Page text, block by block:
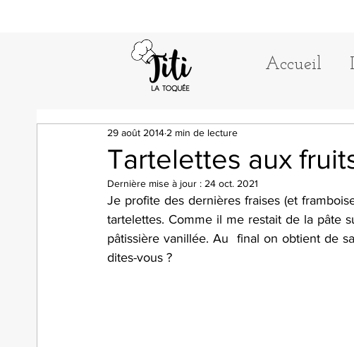
Accueil
Tartelettes aux
29 août 2014 2 min de lecture
Dernière mise à jour : 24 oct. 2021
Je profite des dernières fraises (et
tartelettes. Comme il me restait de la pâte
pâtissière vanillée. Au  final on obtient de
dites-vous ?